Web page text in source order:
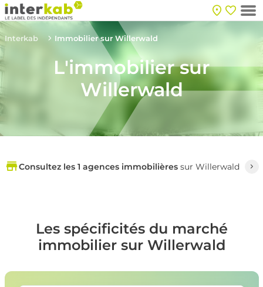
Interkab Immobilier sur Willerwald
L'immobilier sur
Willerwald
Consultez les 1 agences immobilièressur Willerwald
Les spécificités du marché
immobilier sur Willerwald